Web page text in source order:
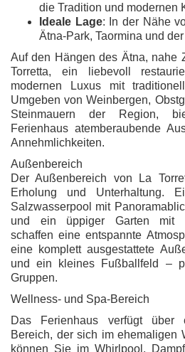
die Tradition und modernen
Ideale Lage: In der Nähe
Ätna-Park, Taormina und
Auf den Hängen des Ätna, nahe
Torretta, ein liebevoll
modernen Luxus mit
Umgeben von Weinbergen,
Steinmauern der Region,
Ferienhaus atemberaubende
Annehmlichkeiten.
Außenbereich
Der Außenbereich von La
Erholung und
Salzwasserpool mit
und ein üppiger Garten mit
schaffen eine entspannte
eine komplett ausgestattete
und ein kleines Fußballfeld –
Gruppen.
Wellness- und Spa-Bereich
Das Ferienhaus verfügt über
Bereich, der sich im ehemaligen
können Sie im Whirlpool,